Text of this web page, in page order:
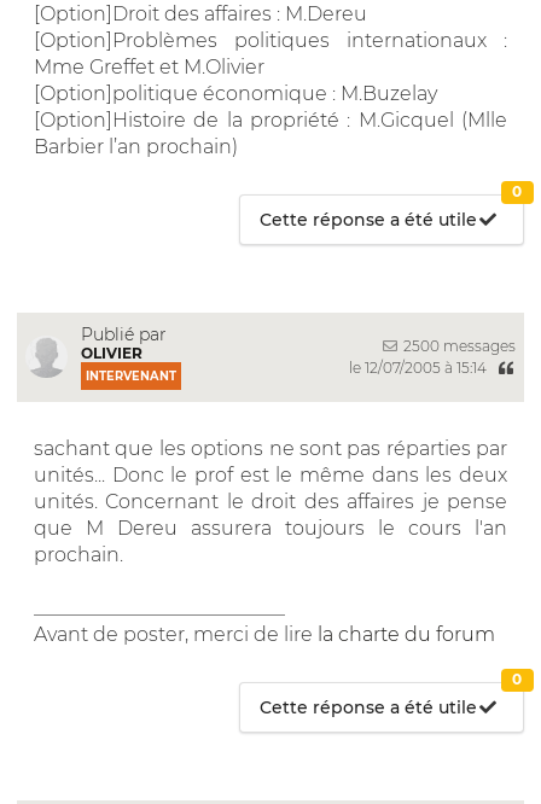
[Option]Droit des affaires : M.Dereu
[Option]Problèmes politiques internationaux :
Mme Greffet et M.Olivier
[Option]politique économique : M.Buzelay
[Option]Histoire de la propriété : M.Gicquel (Mlle
Barbier l’an prochain)
Cette réponse a été utile
0
Publié par
OLIVIER
INTERVENANT
2500 messages
le 12/07/2005 à 15:14
sachant que les options ne sont pas réparties par
unités... Donc le prof est le même dans les deux
unités. Concernant le droit des affaires je pense
que M Dereu assurera toujours le cours l'an
prochain.
Avant de poster, merci de lire la charte du forum
Cette réponse a été utile
0